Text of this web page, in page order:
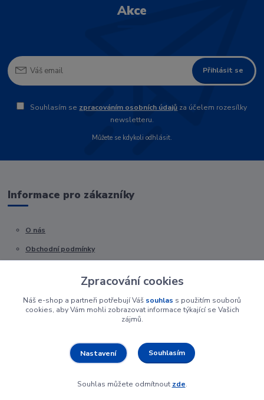
Akce
Přihlásit se
Souhlasím se zpracováním osobních údajů za účelem rozesílky
newsletteru.
Můžete se kdykoli odhlásit.
Informace pro zákazníky
O nás
Obchodní podmínky
Vytvořeno na Eshop-rychle.cz
Zpracování cookies
Náš e-shop a partneři potřebují Váš souhlas s použitím souborů
cookies, aby Vám mohli zobrazovat informace týkající se Vašich
zájmů.
Nastavení Souhlasím
Souhlas můžete odmítnout zde.